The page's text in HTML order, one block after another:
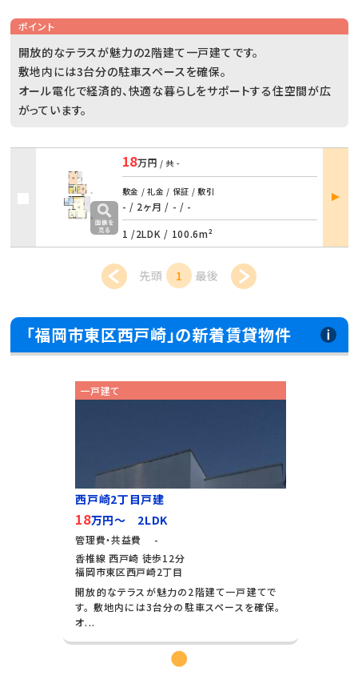
ポイント
開放的なテラスが魅力の2階建て一戸建てです。
敷地内には3台分の駐車スペースを確保。
オール電化で経済的、快適な暮らしをサポートする住空間が広
がっています。
18万円 / 共 -
敷金 / 礼金 / 保証 / 敷引
- / 2ヶ月 / - / -
1 /2LDK / 100.6m²
部屋
詳細
先頭 1 最後
「福岡市東区西戸崎」の新着賃貸物件
一戸建て
西戸崎2丁目戸建
18万円～ 2LDK
管理費・共益費 -
香椎線 西戸崎 徒歩12分
福岡市東区西戸崎2丁目
開放的なテラスが魅力の2階建て一戸建てで
す。 敷地内には3台分の駐車スペースを確保。
オ...